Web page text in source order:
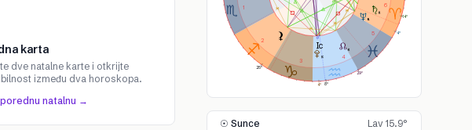
karta
dve natalne karte i otkrijte
između dva horoskopa.
natalnu →
1
2
3
4
5
6
14°
4°
4°
29°
8°
25°
☉ Sunce Lav 15.9°